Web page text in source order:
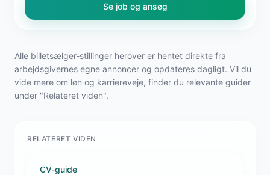
Se job og ansøg
Alle billetsælger-stillinger herover er hentet direkte fra
arbejdsgivernes egne annoncer og opdateres dagligt. Vil du
vide mere om løn og karriereveje, finder du relevante guider
under "Relateret viden".
RELATERET VIDEN
CV-guide